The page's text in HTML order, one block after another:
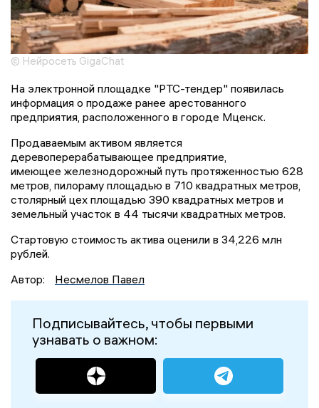
© Нейросеть GigaChat
На электронной площадке "РТС-тендер" появилась
информация о продаже ранее арестованного
предприятия, расположенного в городе Мценск.
Продаваемым активом является
деревоперерабатывающее предприятие,
имеющее железнодорожный путь протяженностью 628
метров, пилораму площадью в 710 квадратных метров,
столярный цех площадью 390 квадратных метров и
земельный участок в 44 тысячи квадратных метров.
Стартовую стоимость актива оценили в 34,226 млн
рублей.
Автор:
Несмелов Павел
Подписывайтесь, чтобы первыми
узнавать о важном: